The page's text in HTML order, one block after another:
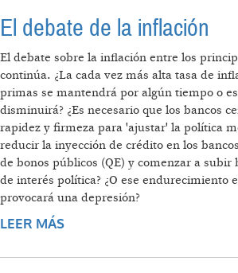
El debate de la inflación
El debate sobre la inflación entre los
continúa. ¿La cada vez más alta tasa de
primas se mantendrá por algún tiempo o
disminuirá? ¿Es necesario que los bancos
rapidez y firmeza para 'ajustar' la política
reducir la inyección de crédito en los
de bonos públicos (QE) y comenzar a subir
de interés política? ¿O ese endurecimiento
provocará una depresión?
LEER MÁS